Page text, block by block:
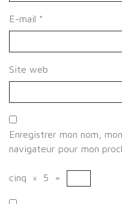
E-mail *
Site web
Enregistrer mon nom,
navigateur pour mon
cinq × 5 =